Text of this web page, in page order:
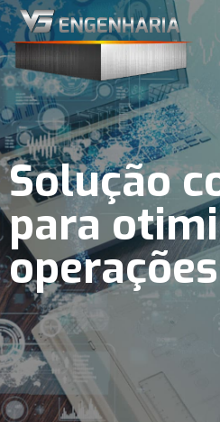
Solução
para
operações